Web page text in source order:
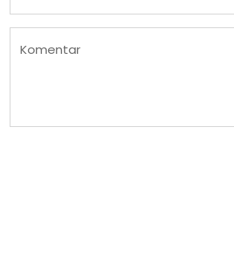
Komentar